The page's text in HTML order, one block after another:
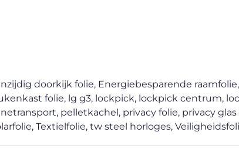
doorkijk folie, Energiebesparende raamfolie,
folie, lg g3, lockpick, lockpick centrum,
, pelletkachel , privacy folie, privacy glas
, Textielfolie, tw steel horloges,